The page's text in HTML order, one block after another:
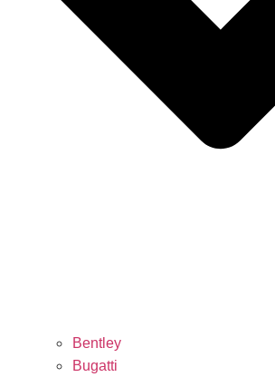
Bentley
Bugatti